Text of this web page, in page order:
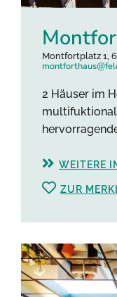
Montfortplatz 1,
2 Häuser im
WEITERE
ZUR